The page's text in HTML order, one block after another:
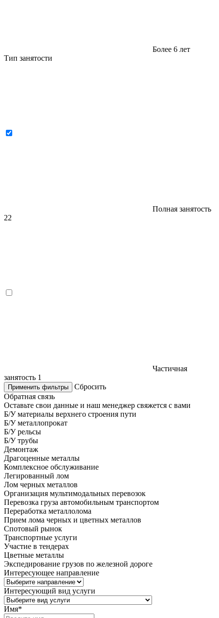
Более 6 лет
Тип занятости
Полная занятость
22
Частичная
занятость 1
Применить фильтры
Сбросить
Обратная связь
Оставьте свои данные и наш менеджер свяжется с вами
Б/У материалы верхнего строения пути
Б/У металлопрокат
Б/У рельсы
Б/У трубы
Демонтаж
Драгоценные металлы
Комплексное обслуживание
Легированный лом
Лом черных металлов
Организация мультимодальных перевозок
Перевозка груза автомобильным транспортом
Переработка металлолома
Прием лома черных и цветных металлов
Спотовый рынок
Транспортные услуги
Участие в тендерах
Цветные металлы
Экспедирование грузов по железной дороге
Интересующее направление
Интересующий вид услуги
Имя*